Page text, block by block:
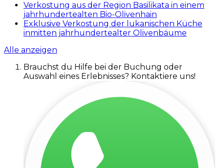
Verkostung aus der Region Basilikata in einem
jahrhundertealten Bio-Olivenhain
Exklusive Verkostung der lukanischen Küche
inmitten jahrhundertealter Olivenbäume
Alle anzeigen
Brauchst du Hilfe bei der Buchung oder
Auswahl eines Erlebnisses? Kontaktiere uns!